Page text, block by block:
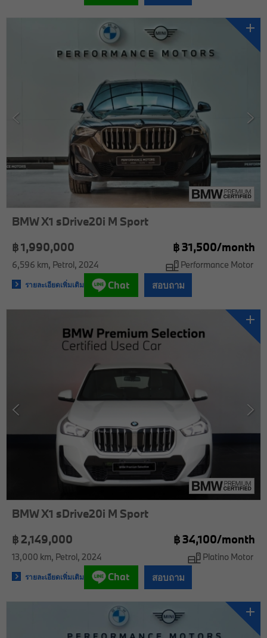
BMW X1 sDrive20i M Sport
฿ 1,990,000
฿31,500/month
6,596 km Petrol 2024 Performance Motor
รายละเอียดเพิ่มเติม Chat สอบถาม
BMW X1 sDrive20i M Sport
฿ 2,149,000
฿34,100/month
13,000 km Petrol 2024 Platino Motor
รายละเอียดเพิ่มเติม Chat สอบถาม